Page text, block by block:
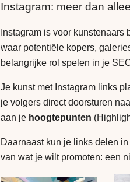
Instagram: meer dan
Instagram is voor
waar potentiële kopers,
belangrijke rol spelen in je
Je kunst met Instagram links
je volgers direct doorsturen
aan je hoogtepunten
Daarnaast kun je links delen
van wat je wilt promoten: een